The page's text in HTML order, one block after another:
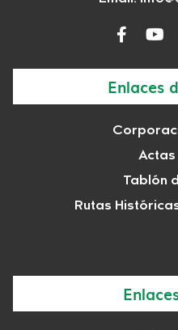
Enlaces
Actas
Tablón
Rutas